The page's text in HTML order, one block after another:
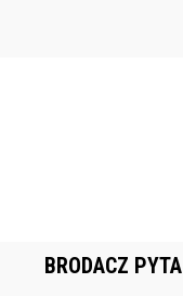
BRODACZ PYTA